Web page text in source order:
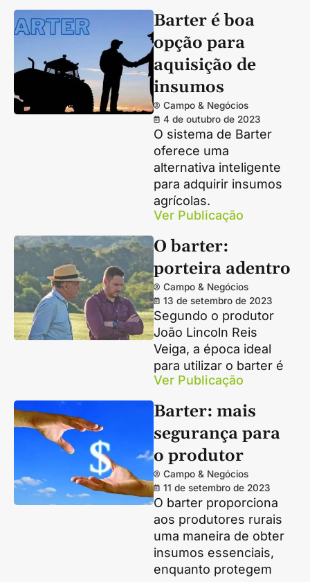
Barter é boa
opção para
aquisição de
insumos
Campo & Negócios
4 de outubro de 2023
O sistema de Barter
oferece uma
alternativa inteligente
para adquirir insumos
agrícolas.
Ver Publicação
O barter:
porteira adentro
Campo & Negócios
13 de setembro de 2023
Segundo o produtor
João Lincoln Reis
Veiga, a época ideal
para utilizar o barter é
Ver Publicação
Barter: mais
segurança para
o produtor
Campo & Negócios
11 de setembro de 2023
O barter proporciona
aos produtores rurais
uma maneira de obter
insumos essenciais,
enquanto protegem